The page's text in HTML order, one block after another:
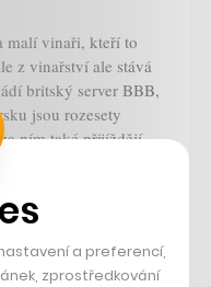
malí vinaři, kteří to
z vinařství ale stává
britský server BBB,
jsou rozesety
ním také přijíždějí
letní dny mají větší
aromatická
a preferencí,
zprostředkování